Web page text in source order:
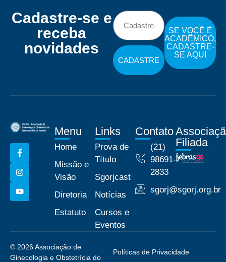
Cadastre-se e
receba
novidades
CADASTRE
SE VOCÊ É
ACADÊMICO,
CADASTRE-
SE AQUI
Menu
Home
Missão e
Visão
Diretoria
Estatuto
Links
Prova de
Título
Sgorjcast
Notícias
Cursos e
Eventos
Contato
(21)
98691-
2833
sgorj@sgorj.org.br
Filiada
© 2026 Associação de
Ginecologia e Obstetrícia do
Políticas de Privacidade